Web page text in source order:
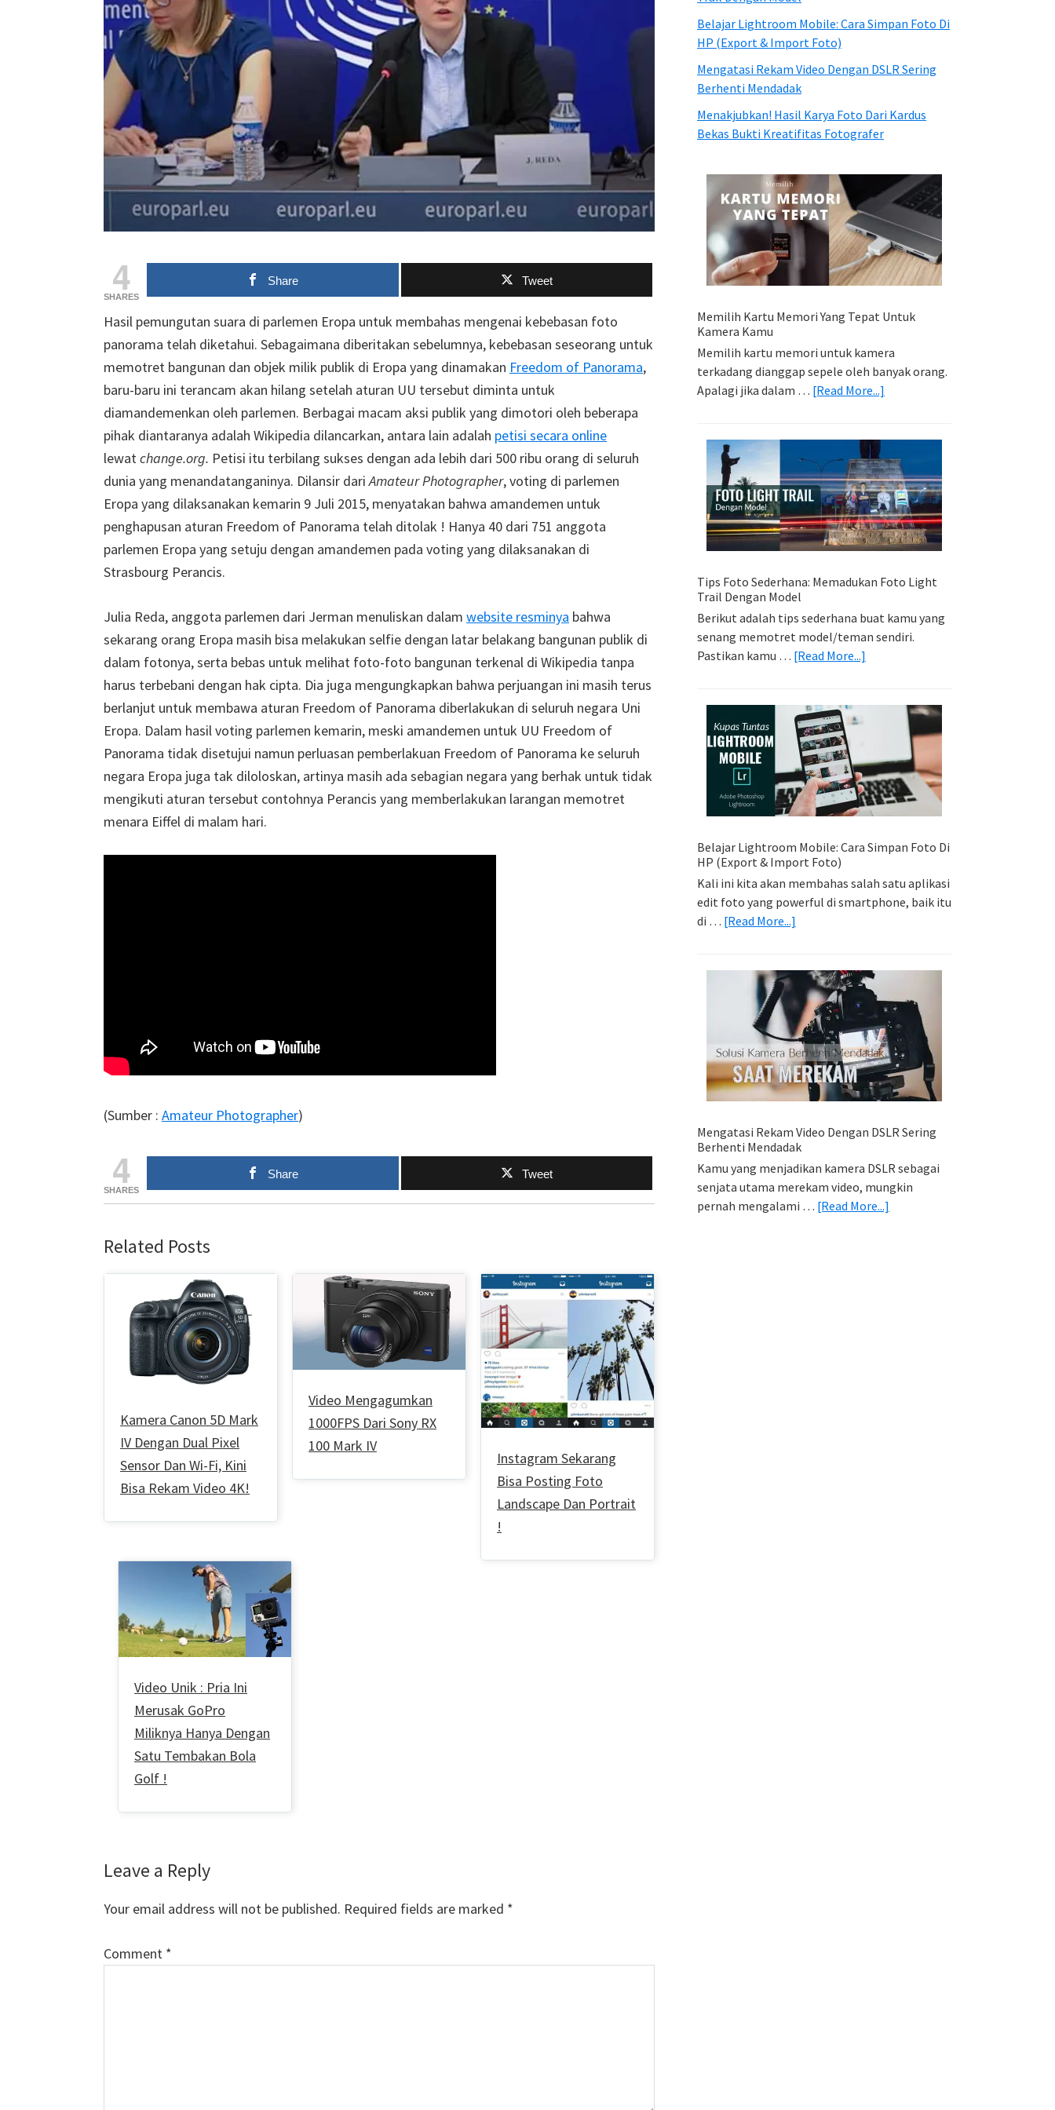
4
SHARES
Share Tweet
Hasil pemungutan suara di parlemen Eropa untuk membahas mengenai kebebasan foto
panorama telah diketahui. Sebagaimana diberitakan sebelumnya, kebebasan seseorang untuk
memotret bangunan dan objek milik publik di Eropa yang dinamakan Freedom of Panorama,
baru-baru ini terancam akan hilang setelah aturan UU tersebut diminta untuk
diamandemenkan oleh parlemen. Berbagai macam aksi publik yang dimotori oleh beberapa
pihak diantaranya adalah Wikipedia dilancarkan, antara lain adalah petisi secara online
lewatchange.org. Petisi itu terbilang sukses dengan ada lebih dari 500 ribu orang di seluruh
dunia yang menandatanganinya. Dilansir dariAmateur Photographer, voting di parlemen
Eropa yang dilaksanakan kemarin 9 Juli 2015, menyatakan bahwa amandemen untuk
penghapusan aturan Freedom of Panorama telah ditolak ! Hanya 40 dari 751 anggota
parlemen Eropa yang setuju dengan amandemen pada voting yang dilaksanakan di
Strasbourg Perancis.
Julia Reda, anggota parlemen dari Jerman menuliskan dalam website resminya bahwa
sekarang orang Eropa masih bisa melakukan selfie dengan latar belakang bangunan publik di
dalam fotonya, serta bebas untuk melihat foto-foto bangunan terkenal di Wikipedia tanpa
harus terbebani dengan hak cipta. Dia juga mengungkapkan bahwa perjuangan ini masih terus
berlanjut untuk membawa aturan Freedom of Panorama diberlakukan di seluruh negara Uni
Eropa. Dalam hasil voting parlemen kemarin, meski amandemen untuk UU Freedom of
Panorama tidak disetujui namun perluasan pemberlakuan Freedom of Panorama ke seluruh
negara Eropa juga tak diloloskan, artinya masih ada sebagian negara yang berhak untuk tidak
mengikuti aturan tersebut contohnya Perancis yang memberlakukan larangan memotret
menara Eiffel di malam hari.
(Sumber : Amateur Photographer)
4
SHARES
Share Tweet
Related Posts
Kamera Canon 5D Mark
IV Dengan Dual Pixel
Sensor Dan Wi-Fi, Kini
Bisa Rekam Video 4K!
Video Mengagumkan
1000FPS Dari Sony RX
100 Mark IV
Instagram Sekarang
Bisa Posting Foto
Landscape Dan Portrait
!
Video Unik : Pria Ini
Merusak GoPro
Miliknya Hanya Dengan
Satu Tembakan Bola
Golf !
Reader
Interactions
Leave a Reply
Your email address will not be published. Required fields are marked *
Comment *
Belajar Lightroom Mobile: Cara Simpan Foto Di
HP (Export & Import Foto)
Mengatasi Rekam Video Dengan DSLR Sering
Berhenti Mendadak
Menakjubkan! Hasil Karya Foto Dari Kardus
Bekas Bukti Kreatifitas Fotografer
Memilih Kartu Memori Yang Tepat Untuk
Kamera Kamu
Memilih kartu memori untuk kamera
terkadang dianggap sepele oleh banyak orang.
Apalagi jika dalam … [Read More...]
Yang
Tepat
Untuk
Kamera
Kamu
Tips Foto Sederhana: Memadukan Foto Light
Trail Dengan Model
Berikut adalah tips sederhana buat kamu yang
senang memotret model/teman sendiri.
Pastikan kamu … [Read More...]
Sederhana:
Memadukan
Light
Trail
Dengan
Belajar Lightroom Mobile: Cara Simpan Foto Di
HP (Export & Import Foto)
Kali ini kita akan membahas salah satu aplikasi
edit foto yang powerful di smartphone, baik itu
di … [Read More...]
Mobile:
Cara
Simpan
Foto
Di
HP
(Export
Import
Foto)
Mengatasi Rekam Video Dengan DSLR Sering
Berhenti Mendadak
Kamu yang menjadikan kamera DSLR sebagai
senjata utama merekam video, mungkin
pernah mengalami … [Read More...]